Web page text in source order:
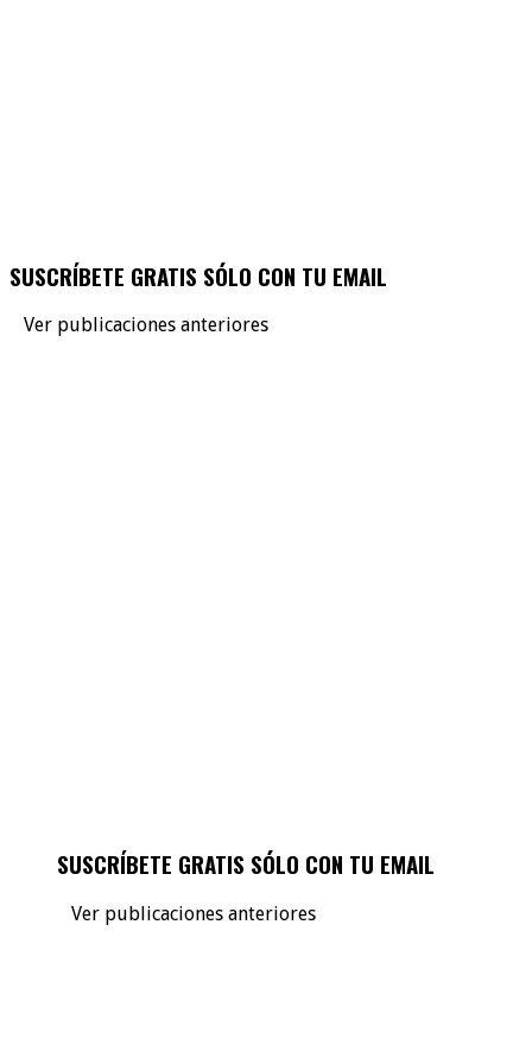
SUSCRÍBETE GRATIS SÓLO CON TU EMAIL
Ver publicaciones anteriores
SUSCRÍBETE GRATIS SÓLO CON TU EMAIL
Ver publicaciones anteriores